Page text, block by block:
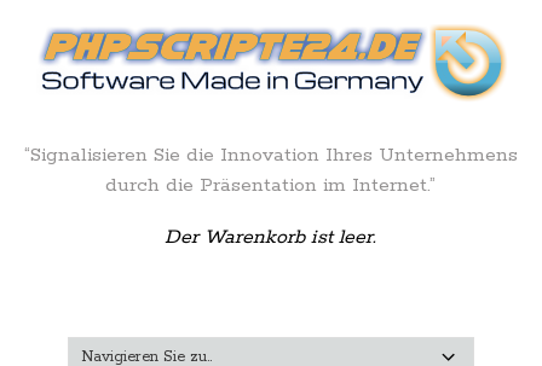
“Signalisieren Sie die Innovation Ihres Unternehmens
durch die Präsentation im Internet.”
Der Warenkorb ist leer.